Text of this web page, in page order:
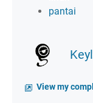
pantai
View my